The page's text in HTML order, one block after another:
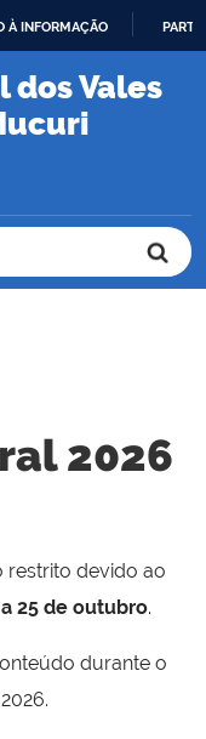
À INFORMAÇÃO
dos Vales
2026
restrito devido ao
25 de outubro.
durante o